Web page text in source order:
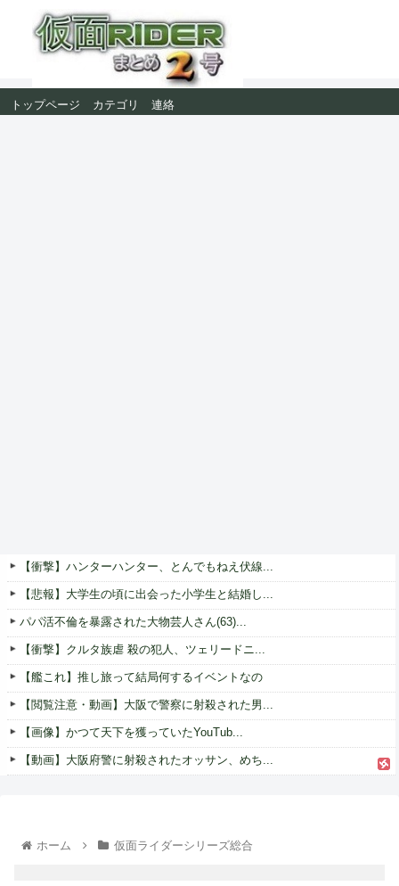
トップページ カテゴリ 連絡
【衝撃】ハンターハンター、とんでもねえ伏線...
【悲報】大学生の頃に出会った小学生と結婚し...
パパ活不倫を暴露された大物芸人さん(63)...
【衝撃】クルタ族虐 殺の犯人、ツェリードニ...
【艦これ】推し旅って結局何するイベントなの
【閲覧注意・動画】大阪で警察に射殺された男...
【画像】かつて天下を獲っていたYouTub...
【動画】大阪府警に射殺されたオッサン、めち...
ホーム 仮面ライダーシリーズ総合